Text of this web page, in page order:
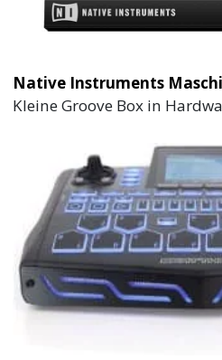
Native Instruments
Kleine Groove Box in